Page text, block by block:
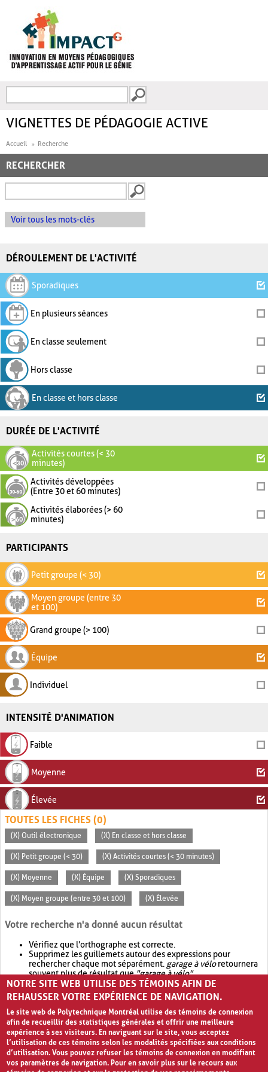
FORMULAIRE DE
VIGNETTES DE PÉDAGOGIE ACTIVE
Accueil Recherche
RECHERCHER
Voir tous les mots-clés
DÉROULEMENT DE L'ACTIVITÉ
Sporadiques
En plusieurs séances
En classe seulement
Hors classe
En classe et hors classe
DURÉE DE L'ACTIVITÉ
Activités courtes (< 30
minutes)
Activités développées
(Entre 30 et 60 minutes)
Activités élaborées (> 60
minutes)
PARTICIPANTS
Petit groupe (< 30)
Moyen groupe (entre 30
et 100)
Grand groupe (> 100)
Équipe
Individuel
INTENSITÉ D'ANIMATION
Faible
Moyenne
Élevée
TOUTES LES FICHES (0)
(X) Outil électronique (X) En classe et hors classe
(X) Petit groupe (< 30) (X) Activités courtes (< 30 minutes)
(X) Moyenne (X) Équipe (X) Sporadiques
(X) Moyen groupe (entre 30 et 100) (X) Élevée
Votre recherche n'a donné aucun résultat
Vérifiez que l'orthographe est correcte.
Supprimez les guillemets autour des expressions pour
rechercher chaque mot séparément. garage à véloretournera
souvent plus de résultat que"garage à vélo".
Envisagez d'élargir votre recherche avec OR.garage OR vélo
retournera souvent plus de résultat quegarage à vélo
NOTRE SITE WEB UTILISE DES TÉMOINS AFIN DE
REHAUSSER VOTRE EXPÉRIENCE DE NAVIGATION.
Le site web de Polytechnique Montréal utilise des témoins de connexion
afin de recueillir des statistiques générales et offrir une meilleure
expérience à ses visiteurs. En naviguant sur le site, vous acceptez
l’utilisation de ces témoins selon les modalités spécifiées aux conditions
d’utilisation. Vous pouvez refuser les témoins de connexion en modifiant
vos paramètres de navigation. Pour en savoir plus sur le recours aux